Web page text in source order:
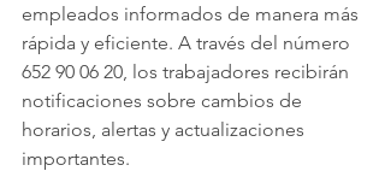
empleados informados de manera más
rápida y eficiente. A través del número
652 90 06 20, los trabajadores recibirán
notificaciones sobre cambios de
horarios, alertas y actualizaciones
importantes.